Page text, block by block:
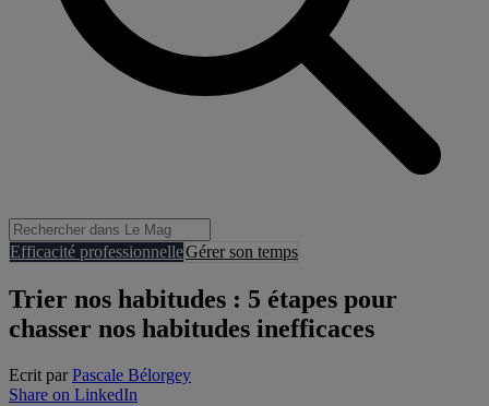
Efficacité professionnelleGérer son temps
Trier nos habitudes : 5 étapes pour
chasser nos habitudes inefficaces
Ecrit parPascale Bélorgey
Share on LinkedIn